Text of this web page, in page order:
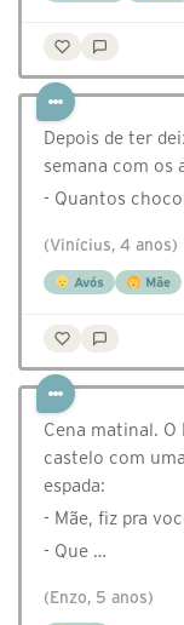
Depois de ter
semana com os
- Quantos
(Vinícius, 4 anos)
Avós Mãe
Cena matinal. O
castelo com
espada:
- Mãe, fiz pra
- Que …
(Enzo, 5 anos)